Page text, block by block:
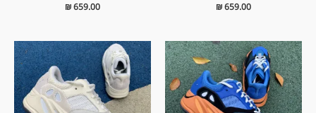
₪659.00
₪659.00